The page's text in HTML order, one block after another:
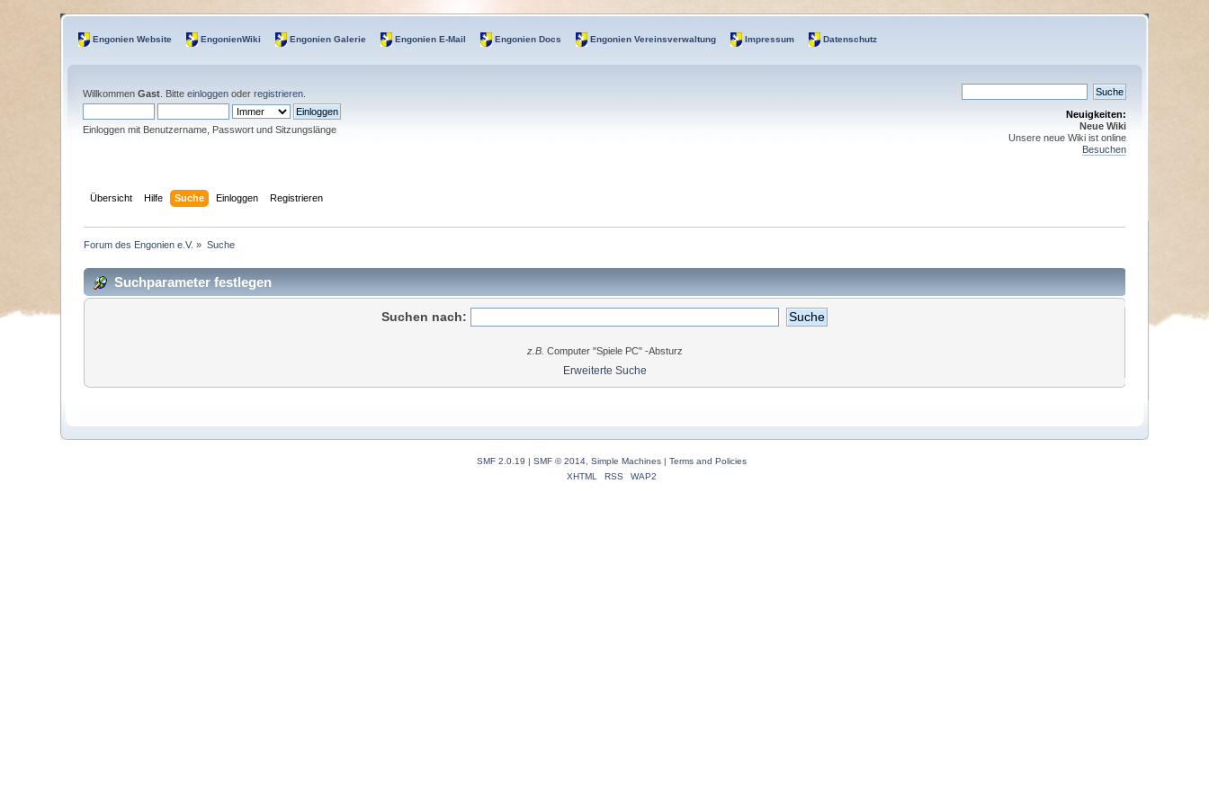
Engonien Website EngonienWiki Engonien Galerie Engonien E-Mail Engonien Docs Engonien Vereinsverwaltung Impressum Datenschutz
WillkommenGast . Bitteeinloggen oderregistrieren
Einloggen mit Benutzername, Passwort und Sitzungslänge
Neuigkeiten:
Neue Wiki
Unsere neue Wiki ist online
Besuchen
Übersicht Hilfe Suche Einloggen Registrieren
Forum des Engonien e.V. » Suche
Suchparameter festlegen
Suchen nach:
z.B. Computer "Spiele PC" -Absturz
Erweiterte Suche
SMF 2.0.19 | SMF © 2014, Simple Machines| Terms and Policies
XHTML
RSS WAP2